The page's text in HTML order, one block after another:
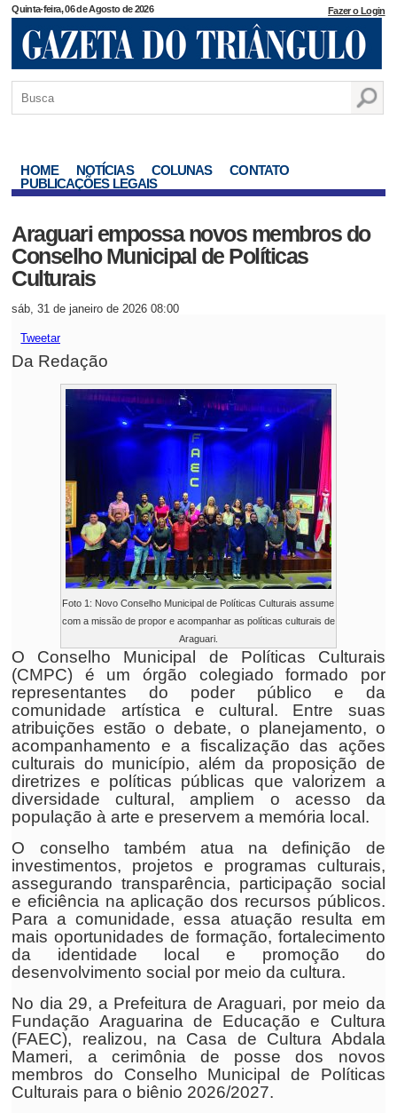
Quinta-feira, 06 de Agosto de 2026 Fazer o Login
HOME NOTÍCIAS COLUNAS
CONTATO
PUBLICAÇÕES LEGAIS
Araguari empossa novos membros do
Conselho Municipal de Políticas
Culturais
sáb, 31 de janeiro de 2026 08:00
Tweetar
Da Redação
Foto 1: Novo Conselho Municipal de Políticas Culturais assume
com a missão de propor e acompanhar as políticas culturais de
Araguari.
O Conselho Municipal de Políticas Culturais
(CMPC) é um órgão colegiado formado por
representantes do poder público e da
comunidade artística e cultural. Entre suas
atribuições estão o debate, o planejamento, o
acompanhamento e a fiscalização das ações
culturais do município, além da proposição de
diretrizes e políticas públicas que valorizem a
diversidade cultural, ampliem o acesso da
população à arte e preservem a memória local.
O conselho também atua na definição de
investimentos, projetos e programas culturais,
assegurando transparência, participação social
e eficiência na aplicação dos recursos públicos.
Para a comunidade, essa atuação resulta em
mais oportunidades de formação, fortalecimento
da identidade local e promoção do
desenvolvimento social por meio da cultura.
No dia 29, a Prefeitura de Araguari, por meio da
Fundação Araguarina de Educação e Cultura
(FAEC), realizou, na Casa de Cultura Abdala
Mameri, a cerimônia de posse dos novos
membros do Conselho Municipal de Políticas
Culturais para o biênio 2026/2027.